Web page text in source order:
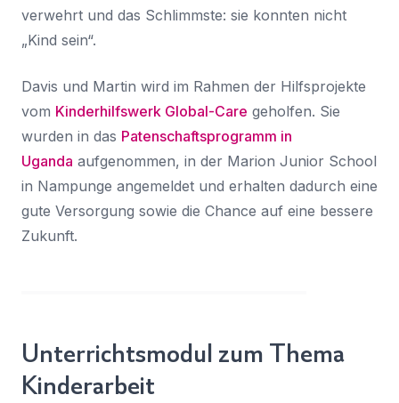
verwehrt und das Schlimmste: sie konnten nicht
„Kind sein“.
Davis und Martin wird im Rahmen der Hilfsprojekte
vom Kinderhilfswerk Global-Care geholfen. Sie
wurden in das Patenschaftsprogramm in
Uganda aufgenommen, in der Marion Junior School
in Nampunge angemeldet und erhalten dadurch eine
gute Versorgung sowie die Chance auf eine bessere
Zukunft.
Unterrichtsmodul zum Thema
Kinderarbeit